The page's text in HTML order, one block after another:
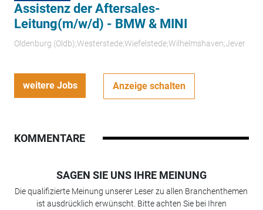
Assistenz der Aftersales-
Leitung(m/w/d) - BMW & MINI
Oldenburg (Oldb);Westerstede;Wiefelstede;Wilhelmshaven;Jever
weitere Jobs Anzeige schalten
KOMMENTARE
SAGEN SIE UNS IHRE MEINUNG
Die qualifizierte Meinung unserer Leser zu allen Branchenthemen
ist ausdrücklich erwünscht. Bitte achten Sie bei Ihren